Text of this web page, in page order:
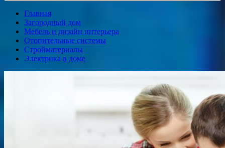
Главная
Загородный дом
Мебель и дизайн интерьера
Отопительные системы
Стройматериалы
Электрика в доме